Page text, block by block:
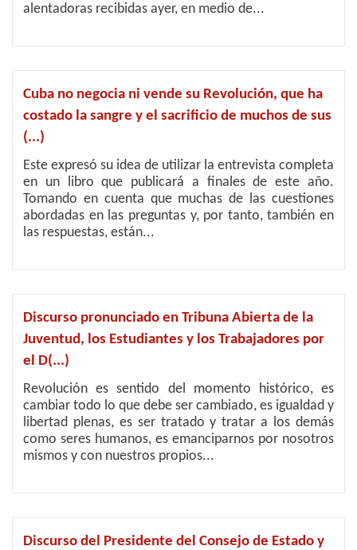
alentadoras recibidas ayer, en medio de...
Cuba no negocia ni vende su Revolución, que ha
costado la sangre y el sacrificio de muchos de sus
(...)
Este expresó su idea de utilizar la entrevista completa
en un libro que publicará a finales de este año.
Tomando en cuenta que muchas de las cuestiones
abordadas en las preguntas y, por tanto, también en
las respuestas, están...
Discurso pronunciado en Tribuna Abierta de la
Juventud, los Estudiantes y los Trabajadores por
el D(...)
Revolución es sentido del momento histórico, es
cambiar todo lo que debe ser cambiado, es igualdad y
libertad plenas, es ser tratado y tratar a los demás
como seres humanos, es emanciparnos por nosotros
mismos y con nuestros propios...
Discurso del Presidente del Consejo de Estado y